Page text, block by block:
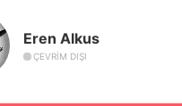
Eren Alkus
ÇEVRIM DIŞI